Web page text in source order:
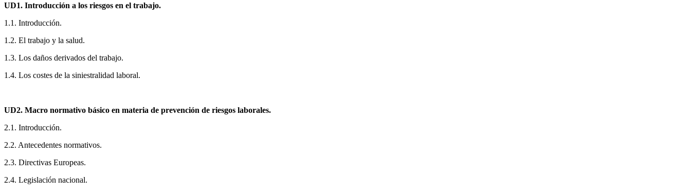
UD1. Introducción a los riesgos en el trabajo.
1.1. Introducción.
1.2. El trabajo y la salud.
1.3. Los daños derivados del trabajo.
1.4. Los costes de la siniestralidad laboral.
UD2. Macro normativo básico en materia de prevención de riesgos laborales.
2.1. Introducción.
2.2. Antecedentes normativos.
2.3. Directivas Europeas.
2.4. Legislación nacional.